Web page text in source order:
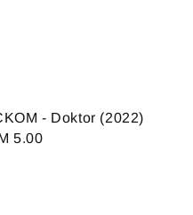
- Doktor (2022)
5.00